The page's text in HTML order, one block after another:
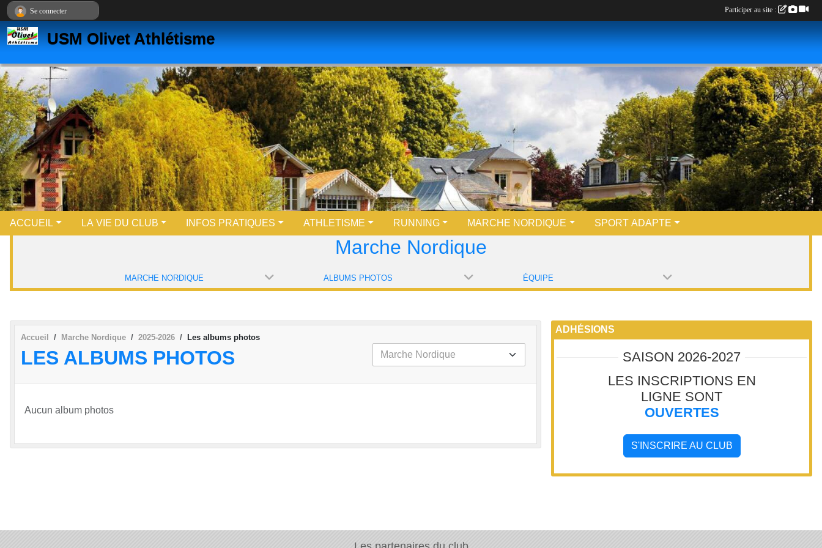
USM Olivet Athlétisme
ACCUEIL LA VIE DU CLUB INFOS PRATIQUES ATHLETISME RUNNING MARCHE NORDIQUE SPORT ADAPTE
Marche Nordique
MARCHE NORDIQUE ALBUMS PHOTOS ÉQUIPE
Accueil Marche Nordique 2025-2026 Les albums photos
LES ALBUMS PHOTOS
Aucun album photos
ADHÉSIONS
SAISON 2026-2027
LES INSCRIPTIONS EN
LIGNE SONT
OUVERTES
S'INSCRIRE AU CLUB
Se connecter Participer au site :
Panneau de gestion des cookies